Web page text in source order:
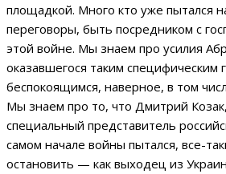
площадкой. Много кто уже пытался
переговоры, быть посредником с
этой войне. Мы знаем про усилия
оказавшегося таким специфическим
беспокоящимся, наверное, в том
Мы знаем про то, что Дмитрий
специальный представитель
самом начале войны пытался, все-
остановить — как выходец из